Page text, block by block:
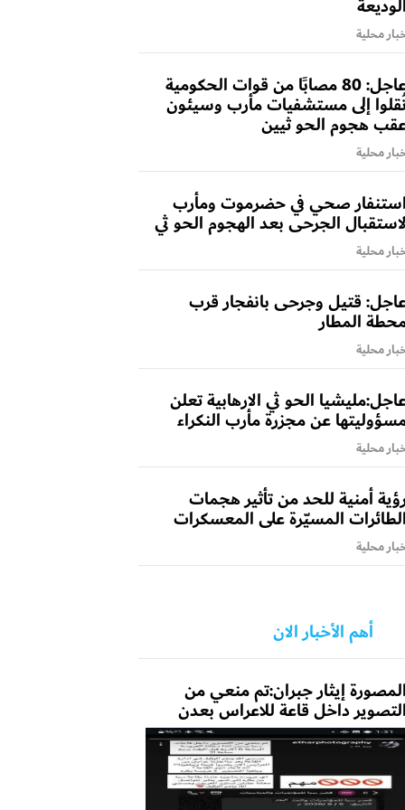
الوديعة
محلية
عاجل: 80 مصابًا من قوات الحكومية
إلى مستشفيات مأرب وسيئون
هجوم الحو ثيين
محلية
استنفار صحي في حضرموت ومأرب
لاستقبال الجرحى بعد الهجوم الحو ثي
محلية
قتيل وجرحى بانفجار قرب
المطار
محلية
الحو ثي الارهابية تعلن
عن مجزرة مأرب النكراء
محلية
رؤية أمنية للحد من تأثير هجمات
الطائرات المسيّرة على المعسكرات
محلية
أهم الأخبار الان
المصورة إيثار جبران:تم منعي من
التصوير داخل قاعة للاعراس بعدن